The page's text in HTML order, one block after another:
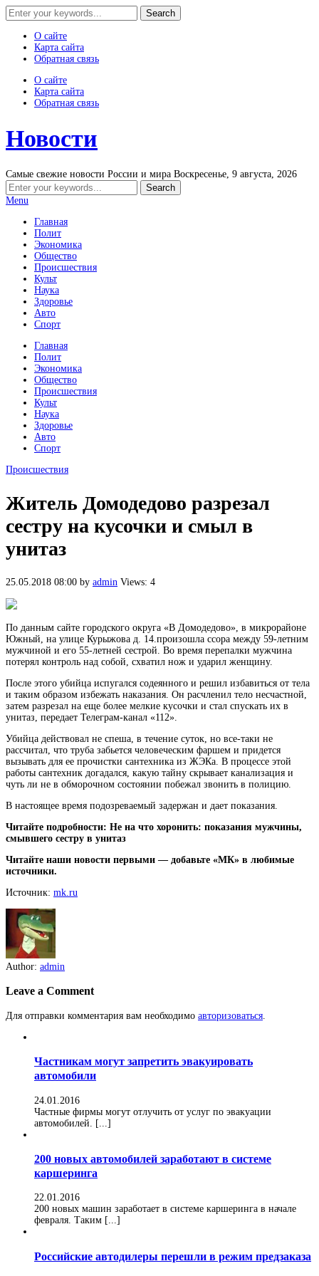
О сайте
Карта сайта
Обратная связь
О сайте
Карта сайта
Обратная связь
Новости
Самые свежие новости России и мира Воскресенье, 9 августа, 2026
Menu
Главная
Полит
Экономика
Общество
Происшествия
Культ
Наука
Здоровье
Авто
Спорт
Главная
Полит
Экономика
Общество
Происшествия
Культ
Наука
Здоровье
Авто
Спорт
Происшествия
Житель Домодедово разрезал
сестру на кусочки и смыл в
унитаз
25.05.2018 08:00 by admin Views: 4
По данным сайте городского округа «В Домодедово», в микрорайоне
Южный, на улице Курыжова д. 14.произошла ссора между 59-летним
мужчиной и его 55-летней сестрой. Во время перепалки мужчина
потерял контроль над собой, схватил нож и ударил женщину.
После этого убийца испугался содеянного и решил избавиться от тела
и таким образом избежать наказания. Он расчленил тело несчастной,
затем разрезал на еще более мелкие кусочки и стал спускать их в
унитаз, передает Телеграм-канал «112».
Убийца действовал не спеша, в течение суток, но все-таки не
рассчитал, что труба забьется человеческим фаршем и придется
вызывать для ее прочистки сантехника из ЖЭКа. В процессе этой
работы сантехник догадался, какую тайну скрывает канализация и
чуть ли не в обморочном состоянии побежал звонить в полицию.
В настоящее время подозреваемый задержан и дает показания.
Читайте подробности: Не на что хоронить: показания мужчины,
смывшего сестру в унитаз
Читайте наши новости первыми — добавьте «МК» в любимые
источники.
Источник: mk.ru
Author: admin
Leave a Comment
Для отправки комментария вам необходимо авторизоваться
Частникам могут запретить эвакуировать
автомобили
24.01.2016
Частные фирмы могут отлучить от услуг по эвакуации
автомобилей. [...]
200 новых автомобилей заработают в системе
каршеринга
22.01.2016
200 новых машин заработает в системе каршеринга в начале
февраля. Таким [...]
Российские автодилеры перешли в режим предзаказа